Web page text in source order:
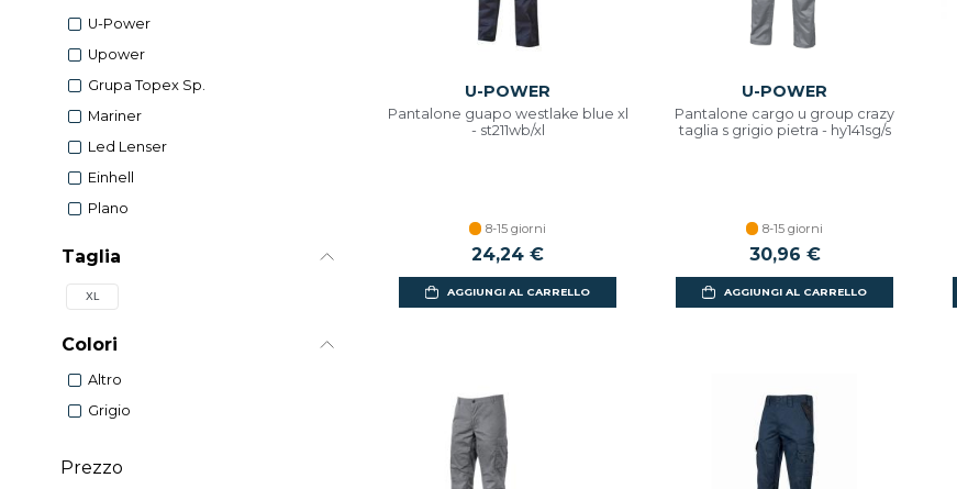
U-Power
Upower
Grupa Topex Sp.
Mariner
Led Lenser
Einhell
Plano
Taglia
XL
Colori
Altro
Grigio
Prezzo
U-POWER
Pantalone guapo westlake blue xl
- st211wb/xl
8-15 giorni
24,24 €
AGGIUNGI AL CARRELLO
U-POWER
Pantalone cargo u group crazy
taglia s grigio pietra - hy141sg/s
8-15 giorni
30,96 €
AGGIUNGI AL CARRELLO